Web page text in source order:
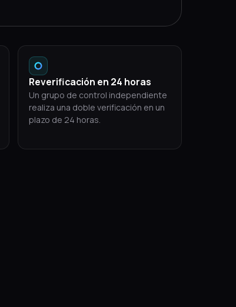
Reverificación en 24 horas
Un grupo de control independiente
realiza una doble verificación en un
plazo de 24 horas.